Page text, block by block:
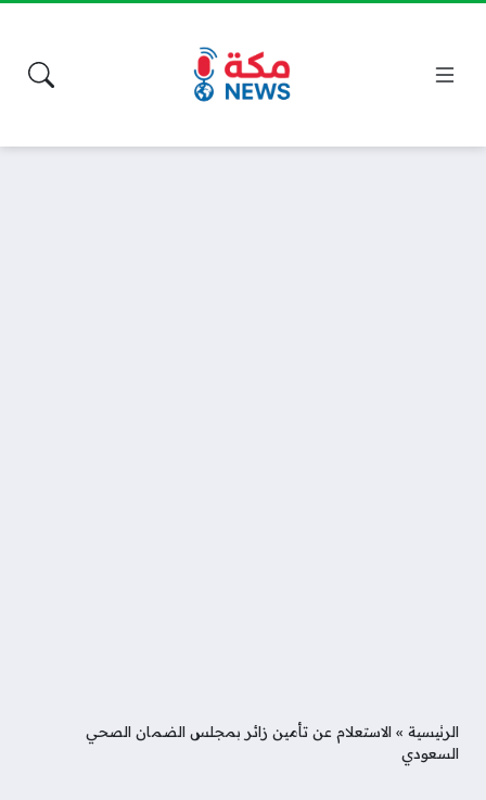
الرئيسية » الاستعلام عن تأمين زائر بمجلس الضمان الصحي
السعودي